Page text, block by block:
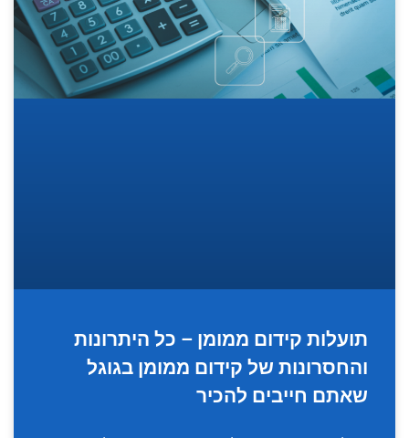
תועלות קידום ממומן – כל היתרונות
והחסרונות של קידום ממומן בגוגל
שאתם חייבים להכיר